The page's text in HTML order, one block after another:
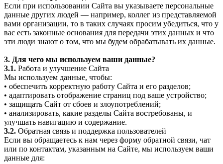
Если при использовании Сайта вы указываете персональные
данные других людей — например, коллег из представляемой
вами организации, то в таких случаях просим убедиться, что у
вас есть законные основания для передачи этих данных и что
эти люди знают о том, что мы будем обрабатывать их данные.
3. Для чего мы используем ваши данные?
3.1. Работа и улучшение Сайта
Мы используем данные, чтобы:
• обеспечить корректную работу Сайта и его разделов;
• адаптировать отображение страниц под ваше устройство;
• защищать Сайт от сбоев и злоупотреблений;
• анализировать, какие разделы Сайта востребованы, и
улучшать навигацию и содержание.
3.2. Обратная связь и поддержка пользователей
Если вы обращаетесь к нам через форму обратной связи, чат
или по контактам, указанным на Сайте, мы используем ваши
данные для: